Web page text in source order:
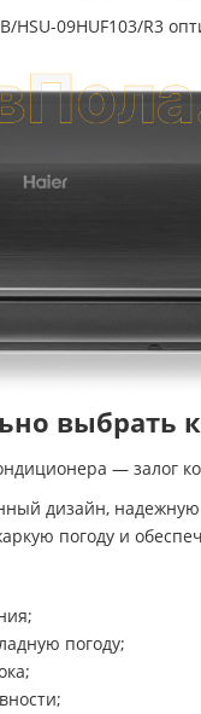
HSU-09HUF103/R3
выбрать
— залог
дизайн,
погоду и
погоду;